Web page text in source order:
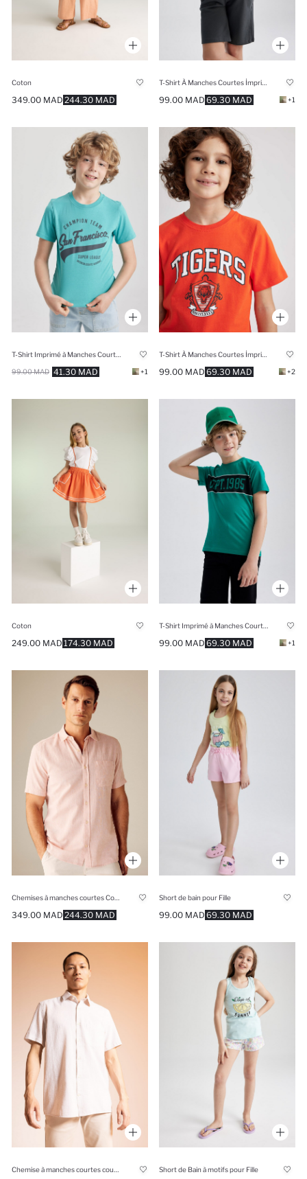
Coton
244.30 MAD
349.00 MAD 69.30 MAD
99.00 MAD +1
41.30 MAD
99.00 MAD +1 69.30 MAD
99.00 MAD +2
Coton
174.30 MAD
249.00 MAD
T-Shirt Imprimé à Manches Courtes Col Rond pour Garçon
69.30 MAD
99.00 MAD +1
244.30 MAD
349.00 MAD
Short de bain pour Fille
69.30 MAD
99.00 MAD
Short de Bain à motifs pour Fille